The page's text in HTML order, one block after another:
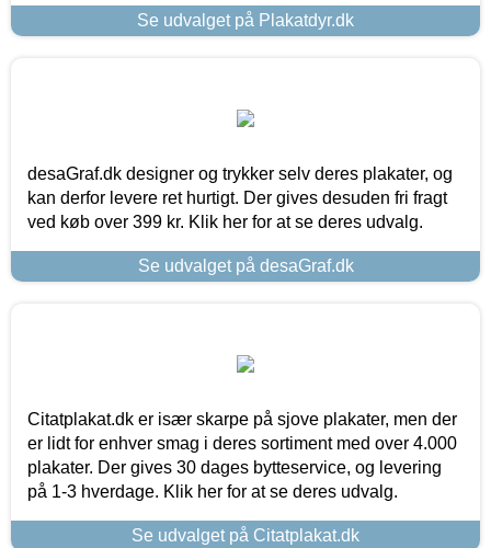
Se udvalget på Plakatdyr.dk
desaGraf.dk designer og trykker selv deres plakater, og
kan derfor levere ret hurtigt. Der gives desuden fri fragt
ved køb over 399 kr. Klik her for at se deres udvalg.
Se udvalget på desaGraf.dk
Citatplakat.dk er især skarpe på sjove plakater, men der
er lidt for enhver smag i deres sortiment med over 4.000
plakater. Der gives 30 dages bytteservice, og levering
på 1-3 hverdage. Klik her for at se deres udvalg.
Se udvalget på Citatplakat.dk